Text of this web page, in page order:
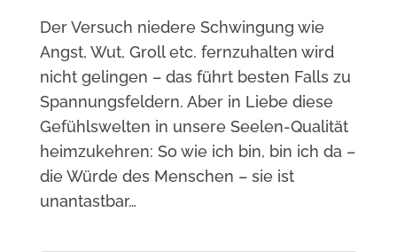
Der Versuch niedere Schwingung wie
Angst, Wut, Groll etc. fernzuhalten wird
nicht gelingen – das führt besten Falls zu
Spannungsfeldern. Aber in Liebe diese
Gefühlswelten in unsere Seelen-Qualität
heimzukehren: So wie ich bin, bin ich da –
die Würde des Menschen – sie ist
unantastbar…